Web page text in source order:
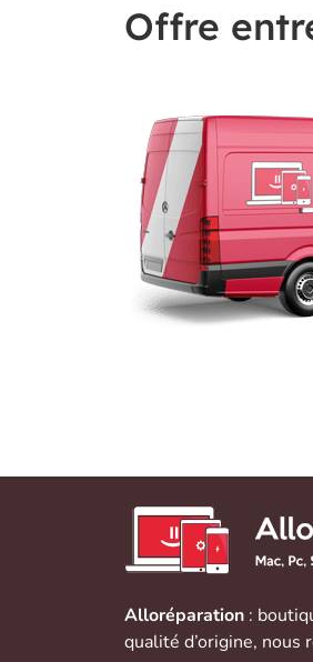
Offre
Alloréparation :
qualité d’origine, nous